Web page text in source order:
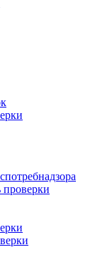
проверки